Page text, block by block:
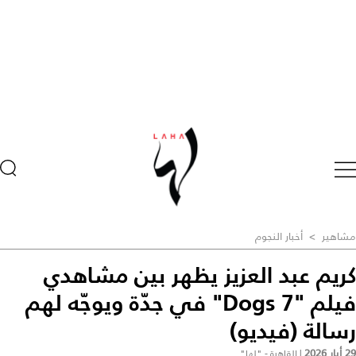
مشاهير > أخبار النجوم
كريم عبد العزيز يظهر بين مشاهدي
فيلم "7 Dogs" في جدّة ويوجّه لهم
رسالة (فيديو)